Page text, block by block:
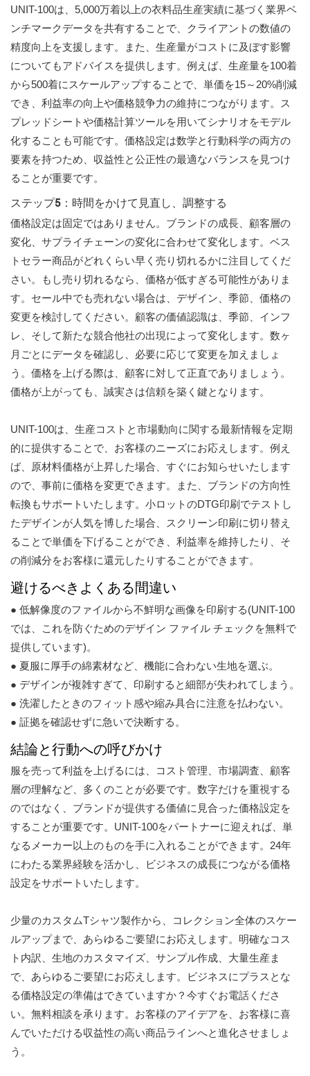
UNIT-100は、5,000万着以上の衣料品生産実績に基づく業界ベ
ンチマークデータを共有することで、クライアントの数値の
精度向上を支援します。また、生産量がコストに及ぼす影響
についてもアドバイスを提供します。例えば、生産量を100着
から500着にスケールアップすることで、単価を15～20%削減
でき、利益率の向上や価格競争力の維持につながります。ス
プレッドシートや価格計算ツールを用いてシナリオをモデル
化することも可能です。価格設定は数学と行動科学の両方の
要素を持つため、収益性と公正性の最適なバランスを見つけ
ることが重要です。
ステップ5：時間をかけて見直し、調整する
価格設定は固定ではありません。ブランドの成長、顧客層の
変化、サプライチェーンの変化に合わせて変化します。ベス
トセラー商品がどれくらい早く売り切れるかに注目してくだ
さい。もし売り切れるなら、価格が低すぎる可能性がありま
す。セール中でも売れない場合は、デザイン、季節、価格の
変更を検討してください。顧客の価値認識は、季節、インフ
レ、そして新たな競合他社の出現によって変化します。数ヶ
月ごとにデータを確認し、必要に応じて変更を加えましょ
う。価格を上げる際は、顧客に対して正直でありましょう。
価格が上がっても、誠実さは信頼を築く鍵となります。
UNIT-100は、生産コストと市場動向に関する最新情報を定期
的に提供することで、お客様のニーズにお応えします。例え
ば、原材料価格が上昇した場合、すぐにお知らせいたします
ので、事前に価格を変更できます。また、ブランドの方向性
転換もサポートいたします。小ロットのDTG印刷でテストし
たデザインが人気を博した場合、スクリーン印刷に切り替え
ることで単価を下げることができ、利益率を維持したり、そ
の削減分をお客様に還元したりすることができます。
避けるべきよくある間違い
● 低解像度のファイルから不鮮明な画像を印刷する(UNIT-100
では、これを防ぐためのデザイン ファイル チェックを無料で
提供しています)。
● 夏服に厚手の綿素材など、機能に合わない生地を選ぶ。
● デザインが複雑すぎて、印刷すると細部が失われてしまう。
● 洗濯したときのフィット感や縮み具合に注意を払わない。
● 証拠を確認せずに急いで決断する。
結論と行動への呼びかけ
服を売って利益を上げるには、コスト管理、市場調査、顧客
層の理解など、多くのことが必要です。数字だけを重視する
のではなく、ブランドが提供する価値に見合った価格設定を
することが重要です。UNIT-100をパートナーに迎えれば、単
なるメーカー以上のものを手に入れることができます。24年
にわたる業界経験を活かし、ビジネスの成長につながる価格
設定をサポートいたします。
少量のカスタムTシャツ製作から、コレクション全体のスケー
ルアップまで、あらゆるご要望にお応えします。明確なコス
ト内訳、生地のカスタマイズ、サンプル作成、大量生産ま
で、あらゆるご要望にお応えします。ビジネスにプラスとな
る価格設定の準備はできていますか？今すぐお電話くださ
い。無料相談を承ります。お客様のアイデアを、お客様に喜
んでいただける収益性の高い商品ラインへと進化させましょ
う。